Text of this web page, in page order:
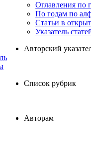
Оглавления по
По годам по
Статьи в
Указатель
Авторский
Список рубрик
Авторам